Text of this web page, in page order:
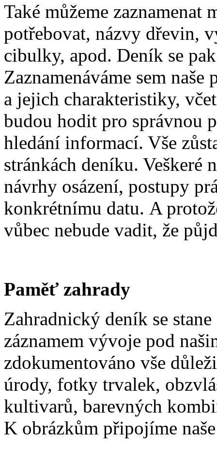
Také můžeme zaznamenat
potřebovat, názvy dřevin,
cibulky, apod. Deník se
Zaznamenáváme sem
a jejich charakteristiky,
budou hodit pro správnou
hledání informací. Vše
stránkách deníku. Veškeré
návrhy osázení, postupy
konkrétnímu datu. A
vůbec nebude vadit, že
Paměť zahrady
Zahradnický deník se
záznamem vývoje pod
zdokumentováno vše
úrody, fotky trvalek,
kultivarů, barevných
K obrázkům připojíme